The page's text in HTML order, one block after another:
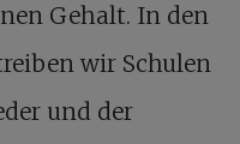
Gehalt. In den
wir Schulen
und der